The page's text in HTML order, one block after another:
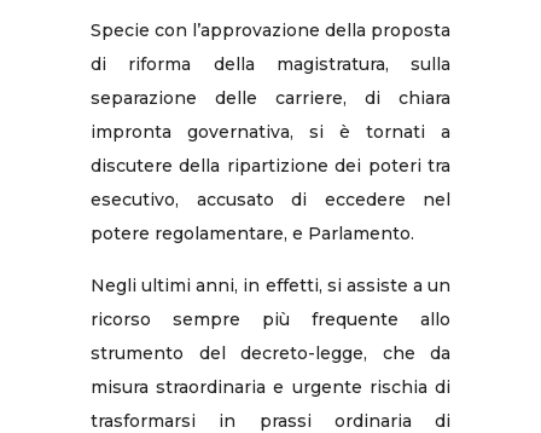
Specie con l’approvazione della proposta
di riforma della magistratura, sulla
separazione delle carriere, di chiara
impronta governativa, si è tornati a
discutere della ripartizione dei poteri tra
esecutivo, accusato di eccedere nel
potere regolamentare, e Parlamento.
Negli ultimi anni, in effetti, si assiste a un
ricorso sempre più frequente allo
strumento del decreto-legge, che da
misura straordinaria e urgente rischia di
trasformarsi in prassi ordinaria di